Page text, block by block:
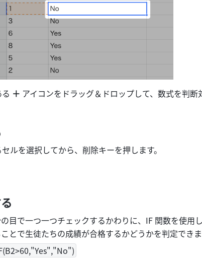
＋ アイコンをドラッグ＆ドロップして、数式を判断
ルを選択してから、削除キーを押します。
目で一つ一つチェックするかわりに、IF 関数を使用
とで生徒たちの成績が合格するかどうかを判定でき